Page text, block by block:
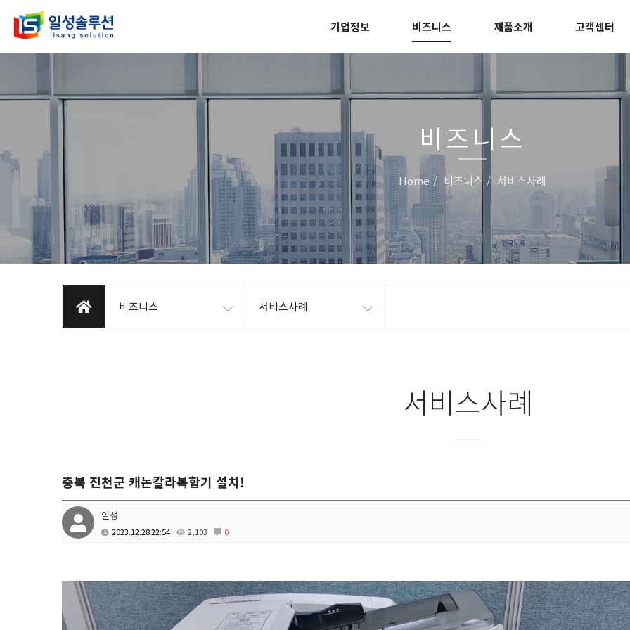
기업정보 비즈니스 제품소개 고객센터
비즈니스
Home 비즈니스 서비스사례
비즈니스 서비스사례
서비스사례
충북 진천군 캐논칼라복합기 설치!
일성
2023.12.28 22:54 2,103 0